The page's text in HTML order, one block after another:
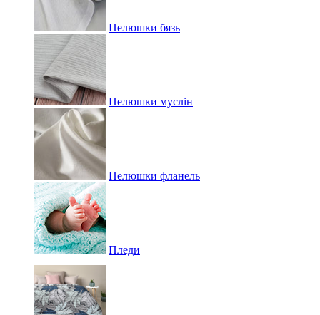
Пелюшки бязь
Пелюшки муслін
Пелюшки фланель
Пледи